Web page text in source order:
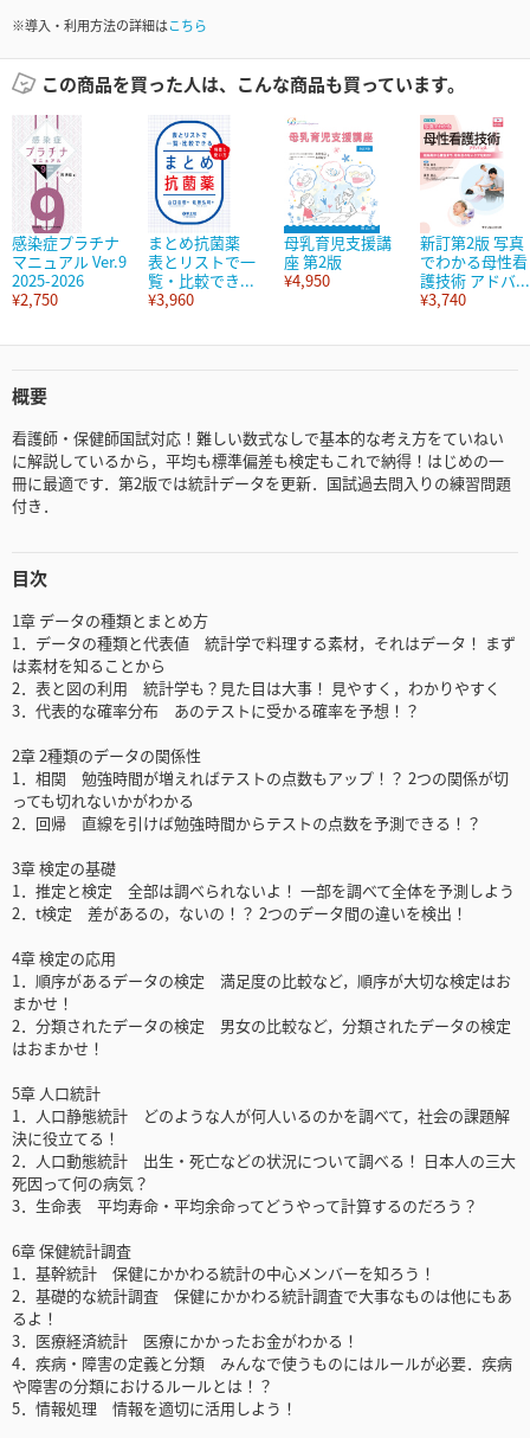
※導入・利用方法の詳細はこちら
この商品を買った人は、こんな商品も買っています。
感染症プラチナ
マニュアル Ver.9
2025-2026
¥2,750
まとめ抗菌薬
表とリストで一
覧・比較でき...
¥3,960
母乳育児支援講
座 第2版
¥4,950
新訂第2版 写真
でわかる母性看
護技術 アドバ...
¥3,740
概要
看護師・保健師国試対応！難しい数式なしで基本的な考え方をていねい
に解説しているから，平均も標準偏差も検定もこれで納得！はじめの一
冊に最適です．第2版では統計データを更新．国試過去問入りの練習問題
付き．
目次
1章 データの種類とまとめ方
1．データの種類と代表値 統計学で料理する素材，それはデータ！ まず
は素材を知ることから
2．表と図の利用 統計学も？見た目は大事！ 見やすく，わかりやすく
3．代表的な確率分布 あのテストに受かる確率を予想！？
2章 2種類のデータの関係性
1．相関 勉強時間が増えればテストの点数もアップ！？ 2つの関係が切
っても切れないかがわかる
2．回帰 直線を引けば勉強時間からテストの点数を予測できる！？
3章 検定の基礎
1．推定と検定 全部は調べられないよ！ 一部を調べて全体を予測しよう
2．t検定 差があるの，ないの！？ 2つのデータ間の違いを検出！
4章 検定の応用
1．順序があるデータの検定 満足度の比較など，順序が大切な検定はお
まかせ！
2．分類されたデータの検定 男女の比較など，分類されたデータの検定
はおまかせ！
5章 人口統計
1．人口静態統計 どのような人が何人いるのかを調べて，社会の課題解
決に役立てる！
2．人口動態統計 出生・死亡などの状況について調べる！ 日本人の三大
死因って何の病気？
3．生命表 平均寿命・平均余命ってどうやって計算するのだろう？
6章 保健統計調査
1．基幹統計 保健にかかわる統計の中心メンバーを知ろう！
2．基礎的な統計調査 保健にかかわる統計調査で大事なものは他にもあ
るよ！
3．医療経済統計 医療にかかったお金がわかる！
4．疾病・障害の定義と分類 みんなで使うものにはルールが必要．疾病
や障害の分類におけるルールとは！？
5．情報処理 情報を適切に活用しよう！